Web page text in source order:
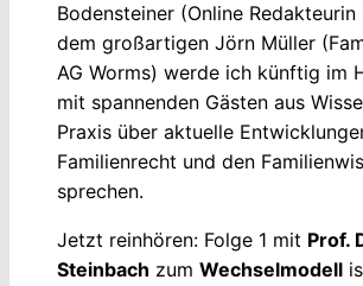
Bodensteiner (Online Redakteurin
dem großartigen Jörn Müller
AG Worms) werde ich künftig im
mit spannenden Gästen aus
Praxis über aktuelle
Familienrecht und den
sprechen.
Jetzt reinhören: Folge 1 mit Prof.
Steinbach zum Wechselmodell